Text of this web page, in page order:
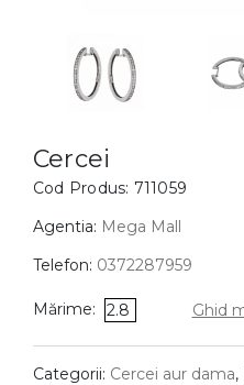
BIJUTERII COPII
Cercei
Bratari
Coliere
Lanturi
Pandantive
DIAMANTE
Cercei
Cod Produs: 711059
Agentia: Mega Mall
Telefon: 0372287959
Mărime: 2.8 Ghid
Categorii: Cercei aur dama,